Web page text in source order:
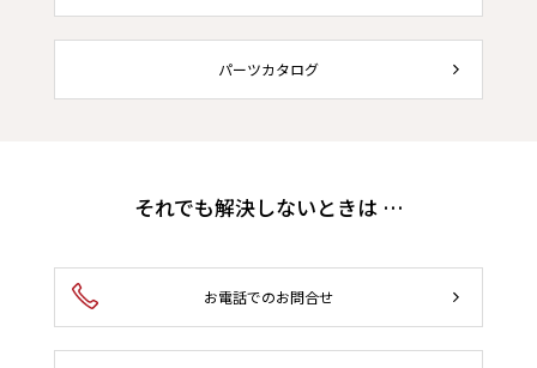
パーツカタログ
それでも解決しないときは …
お電話でのお問合せ